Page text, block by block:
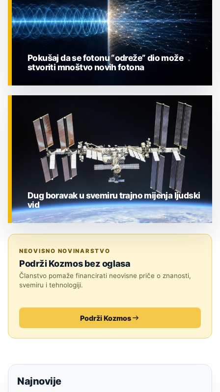
Pokušaj da se fotonu “odreže” dio može
stvoriti mnoštvo novih fotona
Dug boravak u svemiru trajno mijenja ljudski
vid
NEOVISNO NOVINARSTVO
Podrži Kozmos bez oglasa
Članstvo pomaže financirati neovisne priče o znanosti,
svemiru i tehnologiji.
Podrži Kozmos
Najnovije